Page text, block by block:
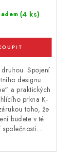
(4 ks)
Spojení
designu
a praktických
prkna K-
toho, že
budete v té
společnosti....